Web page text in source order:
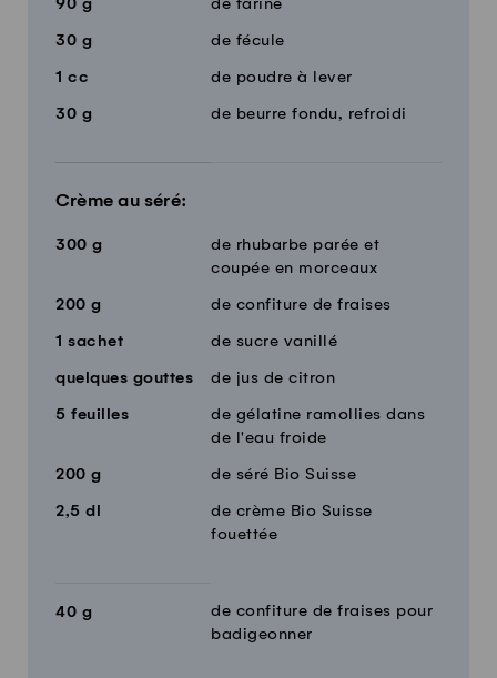
90 g de farine
30 g de fécule
1 cc de poudre à lever
30 g de beurre fondu, refroidi
Crème au séré:
300 g
de rhubarbe parée et
coupée en morceaux
200 g de confiture de fraises
1 sachet de sucre vanillé
quelques gouttes de jus de citron
5 feuilles
de gélatine ramollies dans
de l'eau froide
200 g de séré Bio Suisse
2,5 dl
de crème Bio Suisse
fouettée
40 g
de confiture de fraises pour
badigeonner